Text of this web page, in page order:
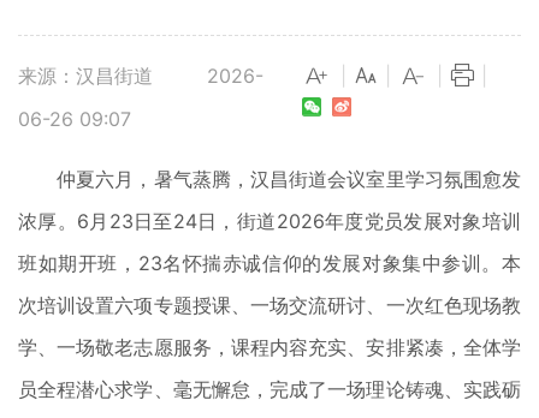
来源：汉昌街道
2026-
06-26 09:07
仲夏六月，暑气蒸腾，汉昌街道会议室里学习氛围愈发
浓厚。6月23日至24日，街道2026年度党员发展对象培训
班如期开班，23名怀揣赤诚信仰的发展对象集中参训。本
次培训设置六项专题授课、一场交流研讨、一次红色现场教
学、一场敬老志愿服务，课程内容充实、安排紧凑，全体学
员全程潜心求学、毫无懈怠，完成了一场理论铸魂、实践砺